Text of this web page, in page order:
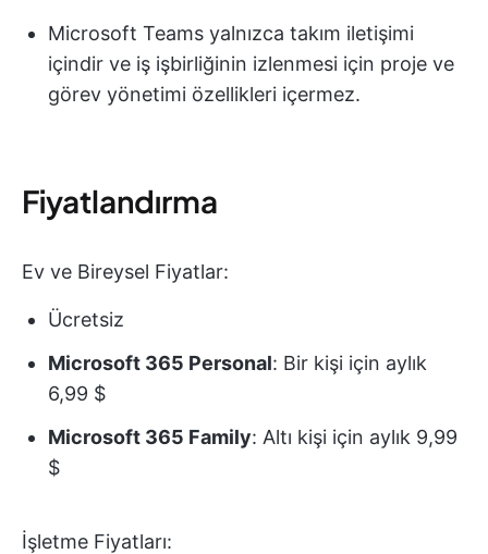
Microsoft Teams yalnızca takım iletişimi
içindir ve iş işbirliğinin izlenmesi için proje ve
görev yönetimi özellikleri içermez.
Fiyatlandırma
Ev ve Bireysel Fiyatlar:
Ücretsiz
Microsoft 365 Personal: Bir kişi için aylık
6,99 $
Microsoft 365 Family: Altı kişi için aylık 9,99
$
İşletme Fiyatları: